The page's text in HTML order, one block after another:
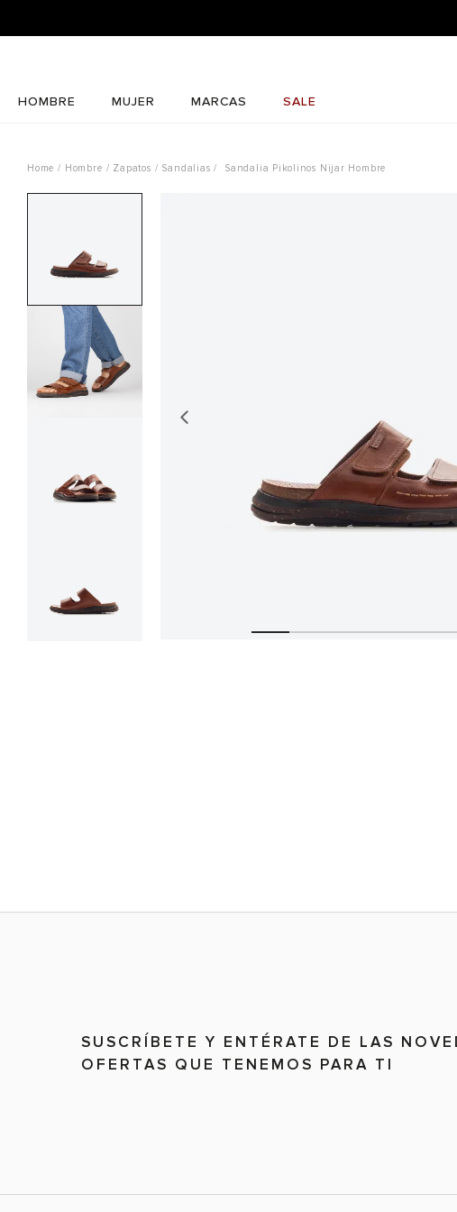
HOMBRE MUJER MARCAS SALE
Hombre Zapatos Sandalias Sandalia Pikolinos Nijar Hombre
SUSCRÍBETE Y ENTÉRATE DE LAS
OFERTAS QUE TENEMOS PARA TI